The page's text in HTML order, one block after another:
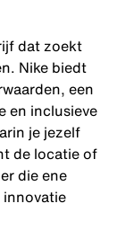
dat zoekt
Nike biedt
een
en inclusieve
je jezelf
de locatie of
die ene
innovatie